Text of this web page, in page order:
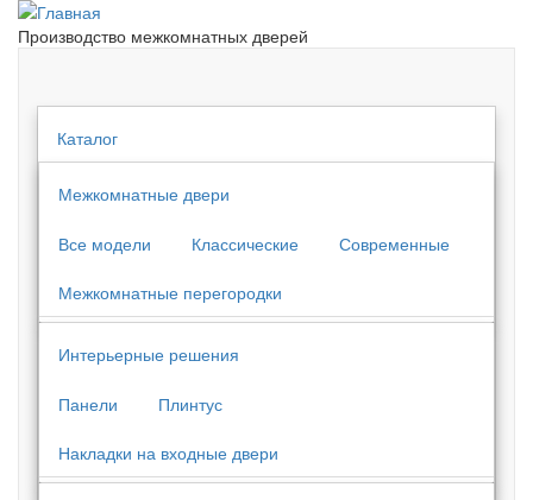
Производство межкомнатных дверей
Каталог
Межкомнатные двери
Все модели Классические Современные
Межкомнатные перегородки
Интерьерные решения
Панели Плинтус
Накладки на входные двери